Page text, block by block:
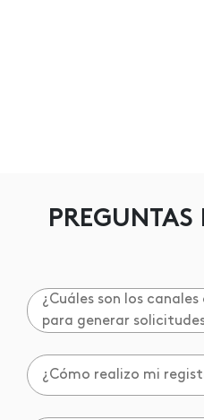
PREGUNTAS
¿Cuáles son los
para generar
¿Cómo realizo mi